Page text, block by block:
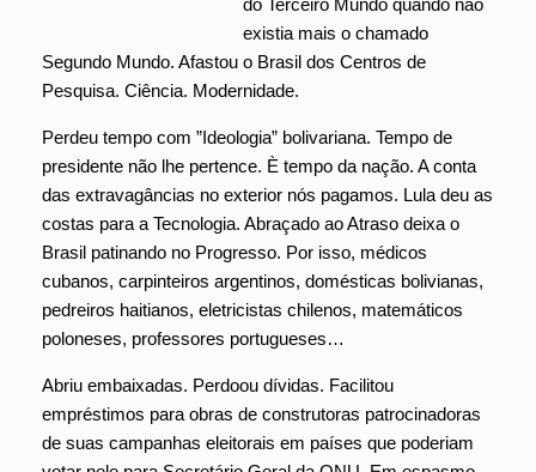
do Terceiro Mundo quando não
existia mais o chamado
Segundo Mundo. Afastou o Brasil dos Centros de
Pesquisa. Ciência. Modernidade.
Perdeu tempo com ”Ideologia” bolivariana. Tempo de
presidente não lhe pertence. È tempo da nação. A conta
das extravagâncias no exterior nós pagamos. Lula deu as
costas para a Tecnologia. Abraçado ao Atraso deixa o
Brasil patinando no Progresso. Por isso, médicos
cubanos, carpinteiros argentinos, domésticas bolivianas,
pedreiros haitianos, eletricistas chilenos, matemáticos
poloneses, professores portugueses…
Abriu embaixadas. Perdoou dívidas. Facilitou
empréstimos para obras de construtoras patrocinadoras
de suas campanhas eleitorais em países que poderiam